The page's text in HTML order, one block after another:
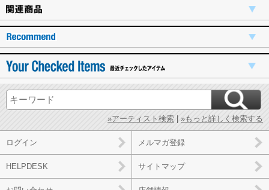
»アーティスト検索 »もっと詳しく検索する
ログイン メルマガ登録
HELPDESK サイトマップ